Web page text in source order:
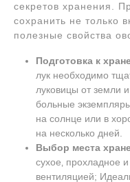
секретов хранения.
сохранить не только
полезные свойства
Подготовка к
лук необходимо
луковицы от земли
больные
на солнце или в
на несколько дней.
Выбор места
сухое‚ прохладное
вентиляцией;